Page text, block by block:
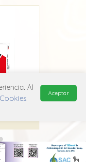
Al
.
Aceptar